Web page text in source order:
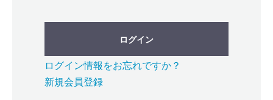
ログイン
ログイン情報をお忘れですか？
新規会員登録